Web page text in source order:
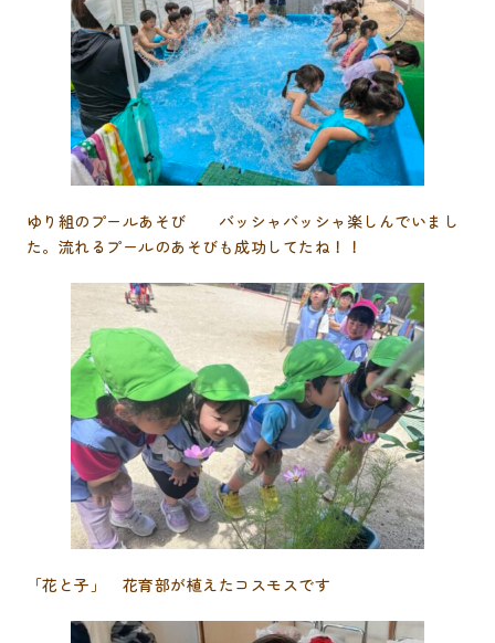
ゆり組のプールあそび バッシャバッシャ楽しんでいまし
た。流れるプールのあそびも成功してたね！！
「花と子」 花育部が植えたコスモスです